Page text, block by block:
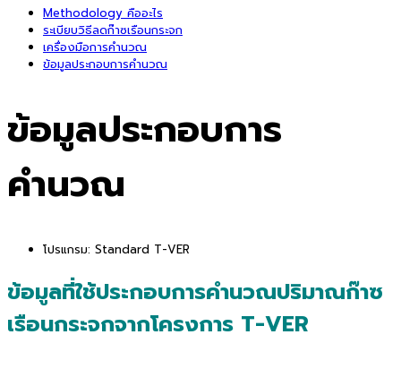
Methodology คืออะไร
ระเบียบวิธีลดก๊าซเรือนกระจก
เครื่องมือการคำนวณ
ข้อมูลประกอบการคำนวณ
ข้อมูลประกอบการ
คำนวณ
โปรแกรม: Standard T-VER
ข้อมูลที่ใช้ประกอบการคำนวณปริมาณก๊าซ
เรือนกระจกจากโครงการ T-VER